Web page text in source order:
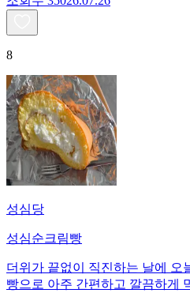
8
성심당
성심순크림빵
더위가 끝없이 직진하는 날에 오
빵으로 아주 간편하고 깔끔하게